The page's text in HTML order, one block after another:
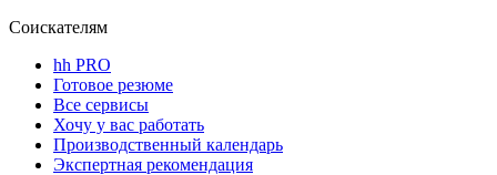
Соискателям
hh PRO
Готовое резюме
Все сервисы
Хочу у вас работать
Производственный календарь
Экспертная рекомендация